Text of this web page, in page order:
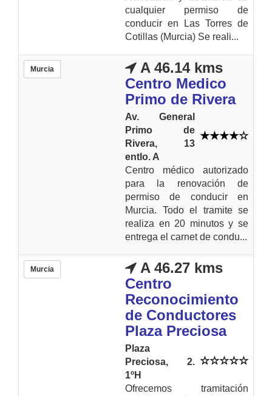
cualquier permiso de
conducir en Las Torres de
Cotillas (Murcia) Se reali...
Murcia
A 46.14 kms
Centro Medico
Primo de Rivera
Av. General
Primo de
Rivera, 13
entlo. A
Centro médico autorizado
para la renovación de
permiso de conducir en
Murcia. Todo el tramite se
realiza en 20 minutos y se
entrega el carnet de condu...
Murcia
A 46.27 kms
Centro
Reconocimiento
de Conductores
Plaza Preciosa
Plaza
Preciosa, 2.
1ºH
Ofrecemos tramitación